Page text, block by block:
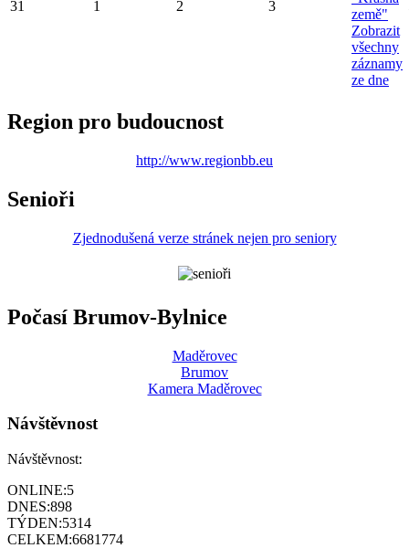
31 1 2 3
země"
Zobrazit
všechny
záznamy
ze dne
Region pro budoucnost
http://www.regionbb.eu
Senioři
Zjednodušená verze stránek nejen pro seniory
Počasí Brumov-Bylnice
Maděrovec
Brumov
Kamera Maděrovec
Návštěvnost
Návštěvnost:
ONLINE:5
DNES:898
TÝDEN:5314
CELKEM:6681774